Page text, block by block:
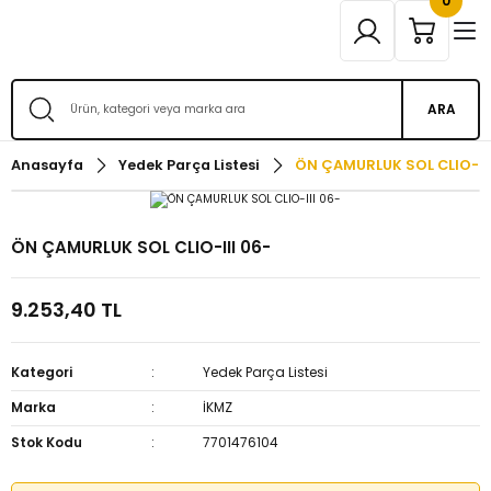
ARA
Anasayfa Yedek Parça Listesi ÖN ÇAMURLUK SOL CLIO-
ÖN ÇAMURLUK SOL CLIO-III 06-
9.253,40 TL
Kategori
Yedek Parça Listesi
Marka
İKMZ
Stok Kodu
7701476104